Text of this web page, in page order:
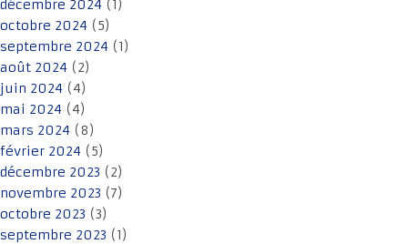
décembre 2024 (1)
octobre 2024 (5)
septembre 2024 (1)
août 2024 (2)
juin 2024 (4)
mai 2024 (4)
mars 2024 (8)
février 2024 (5)
décembre 2023 (2)
novembre 2023 (7)
octobre 2023 (3)
septembre 2023 (1)